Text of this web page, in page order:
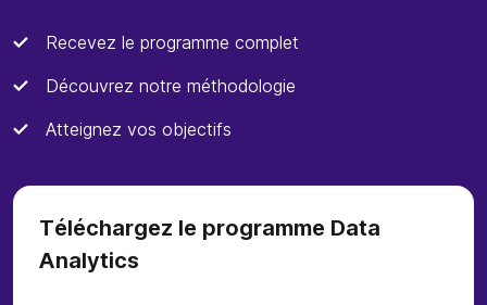
Recevez le programme complet
Découvrez notre méthodologie
Atteignez vos objectifs
Téléchargez le programme Data
Analytics